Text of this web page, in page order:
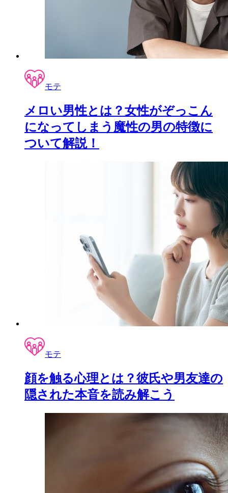
モテ
メロい男性とは？女性がぞっこん
になってしまう魔性の男の特徴に
ついて解説！
モテ
顔を触る心理とは？彼氏や男友達の
隠された本音を読み解こう